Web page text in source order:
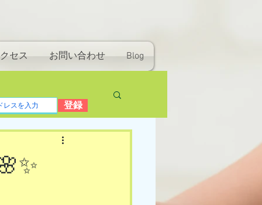
セス お問い合わせ Blog
登録